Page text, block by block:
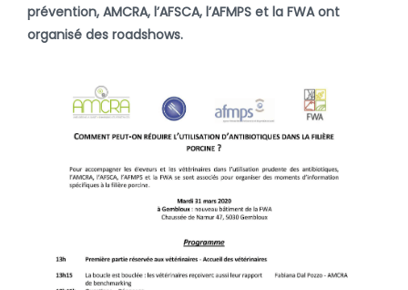
prévention, AMCRA, l’AFSCA, l’AFMPS et la FWA ont
organisé des roadshows.